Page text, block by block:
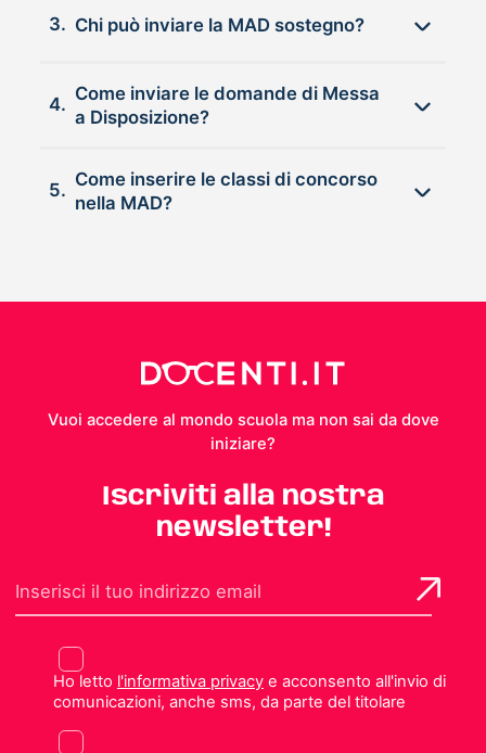
3. Chi può inviare la MAD sostegno?
4.
Come inviare le domande di Messa
a Disposizione?
5.
Come inserire le classi di concorso
nella MAD?
Vuoi accedere al mondo scuola ma non sai da dove
iniziare?
Iscriviti alla nostra
newsletter!
Ho letto l'informativa privacye acconsento all'invio di
comunicazioni, anche sms, da parte del titolare